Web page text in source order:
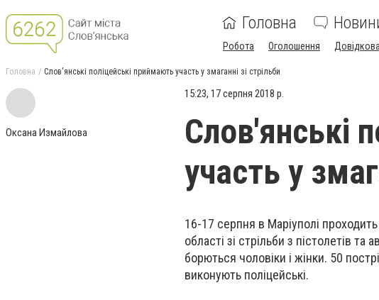
Головна
Робота Оголошення Довідкова
Головна Слов'янські поліцейські приймають участь у змаганні зі стрільби
Оксана Измайлова
15:23, 17 серпня 2018 р.
Слов'янські
участь у
16-17 серпня в Маріуполі
області зі стрільби з пістолетів
борються чоловіки і жінки. 50
виконують поліцейські.